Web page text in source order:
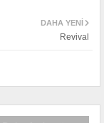
DAHA YENI
Revival